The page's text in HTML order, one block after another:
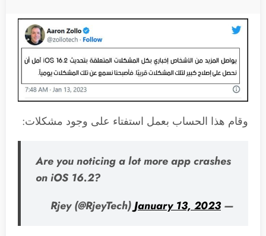
وقام هذا الحساب بعمل استفتاء على وجود مشكلات:
Are you noticing a lot more app crashes
on iOS 16.2?
— Rjey (@RjeyTech)
January 13, 2023